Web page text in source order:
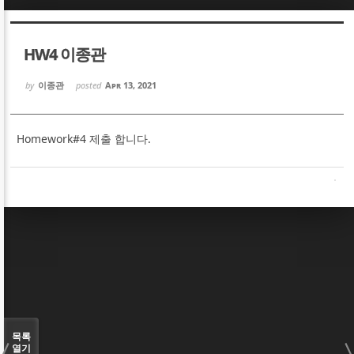
HW4 이종관
by 이종관 posted Apr 13, 2021
Homework#4 제출 합니다.
목록
열기
Sketchbook5, 스케치북5
Sketchbook5, 스케치북5
Sketchbook5, 스케치북5
Sketchbook5, 스케치북5